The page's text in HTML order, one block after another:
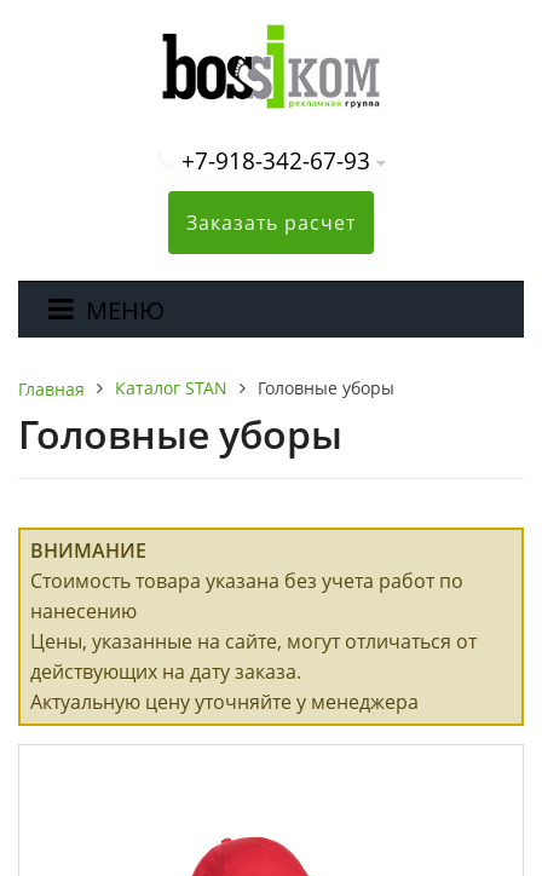
+7-918-342-67-93
Заказать расчет
МЕНЮ
Главная Каталог STAN Головные уборы
Головные уборы
ВНИМАНИЕ
Стоимость товара указана без учета работ по
нанесению
Цены, указанные на сайте, могут отличаться от
действующих на дату заказа.
Актуальную цену уточняйте у менеджера